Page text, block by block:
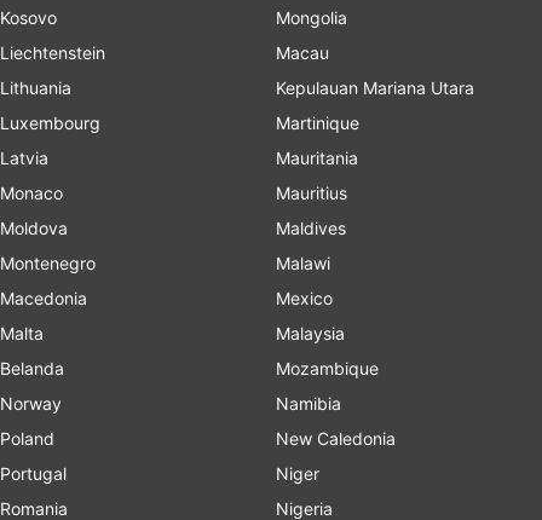
Kosovo
Liechtenstein
Lithuania
Luxembourg
Latvia
Monaco
Moldova
Montenegro
Macedonia
Malta
Belanda
Norway
Poland
Portugal
Romania
Mongolia
Macau
Kepulauan Mariana Utara
Martinique
Mauritania
Mauritius
Maldives
Malawi
Mexico
Malaysia
Mozambique
Namibia
New Caledonia
Niger
Nigeria